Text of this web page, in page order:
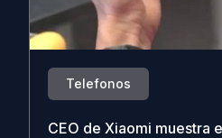
Telefonos
CEO de Xiaomi muestra